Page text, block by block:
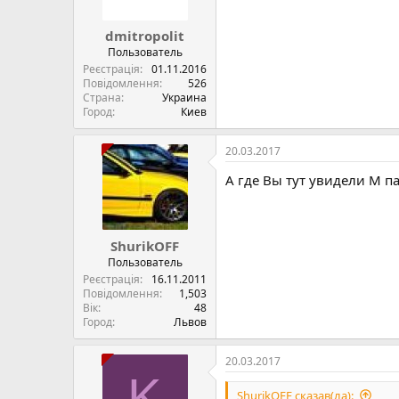
dmitropolit
Пользователь
Реєстрація
01.11.2016
Повідомлення
526
Страна
Украина
Город
Киев
ShurikOFF
Пользователь
Реєстрація
16.11.2011
Повідомлення
1,503
Вік
48
Город
Львов
20.03.2017
A где Вы тут увидели М
20.03.2017
ShurikOFF сказав(ла):